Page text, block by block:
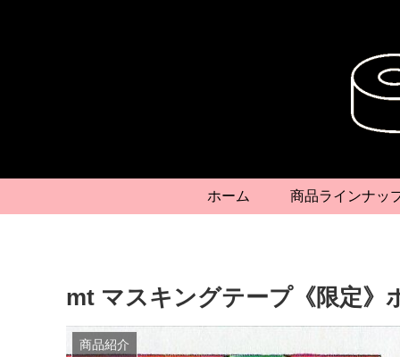
ホーム 商品ラインナッ
mt マスキングテープ《限定》
商品紹介